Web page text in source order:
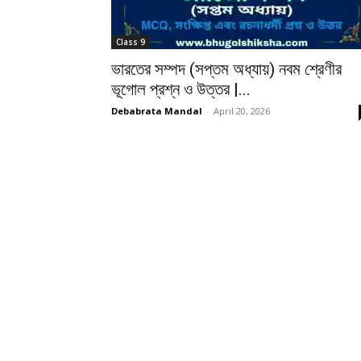
Class 9
ভারতের সম্পদ (সপ্তম অধ্যায়) নবম শ্রেণীর
ভূগোল প্রশ্ন ও উত্তর |...
Debabrata Mandal - April 20, 2026